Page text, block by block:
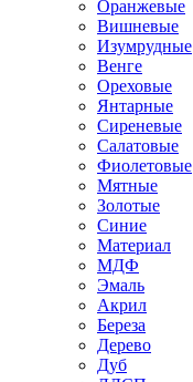
Оранжевые
Вишневые
Изумрудные
Венге
Ореховые
Янтарные
Сиреневые
Салатовые
Фиолетовые
Мятные
Золотые
Синие
Материал
МДФ
Эмаль
Акрил
Береза
Дерево
Дуб